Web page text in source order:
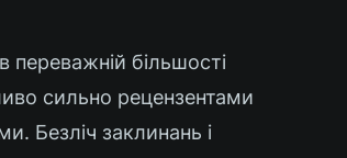
переважній більшості
сильно рецензентами
Безліч заклинань і